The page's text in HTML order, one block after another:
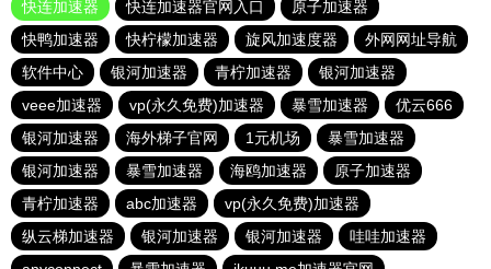
快连加速器
快连加速器官网入口
原子加速器
快鸭加速器
快柠檬加速器 旋风加速度器
外网网址导航
软件中心
银河加速器 青柠加速器
银河加速器
veee加速器
vp(永久免费)加速器 暴雪加速器
优云666
银河加速器
海外梯子官网 1元机场
暴雪加速器
银河加速器
暴雪加速器 海鸥加速器
原子加速器
青柠加速器
abc加速器
vp(永久免费)加速器
纵云梯加速器
银河加速器 银河加速器
哇哇加速器